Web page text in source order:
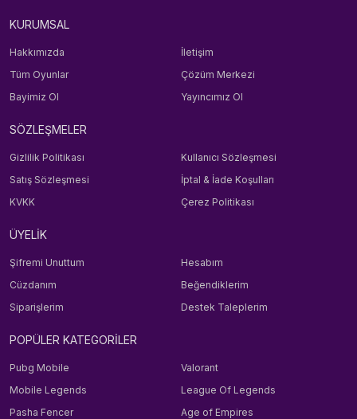
KURUMSAL
Hakkımızda
İletişim
Tüm Oyunlar
Çözüm Merkezi
Bayimiz Ol
Yayıncımız Ol
SÖZLEŞMELER
Gizlilik Politikası
Kullanıcı Sözleşmesi
Satış Sözleşmesi
İptal & İade Koşulları
KVKK
Çerez Politikası
ÜYELİK
Şifremi Unuttum
Hesabım
Cüzdanım
Beğendiklerim
Siparişlerim
Destek Taleplerim
POPÜLER KATEGORİLER
Pubg Mobile
Valorant
Mobile Legends
League Of Legends
Pasha Fencer
Age of Empires